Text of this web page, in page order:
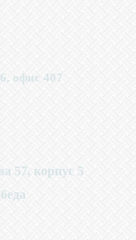
офис 407
57, корпус 5